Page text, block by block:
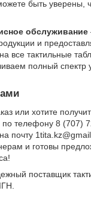
быть уверены,
обслуживание
и
все тактильные
полный спектр
или хотите
телефону 8 (707)
почту
и готовы
поставщик